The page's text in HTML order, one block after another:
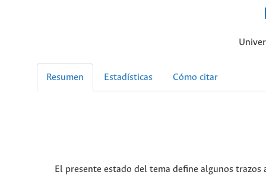
Resumen Estadísticas Cómo citar
El presente estado del tema define algunos